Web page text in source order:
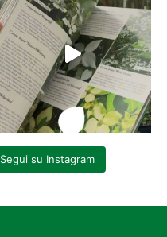
Segui su Instagram